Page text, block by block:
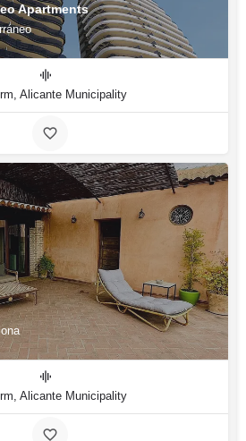
Apartments
Alicante Municipality
Alicante Municipality